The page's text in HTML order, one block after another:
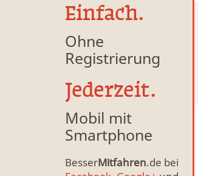
Einfach.
Ohne
Registrierung
Jederzeit.
Mobil mit
Smartphone
BesserMitfahren.de bei